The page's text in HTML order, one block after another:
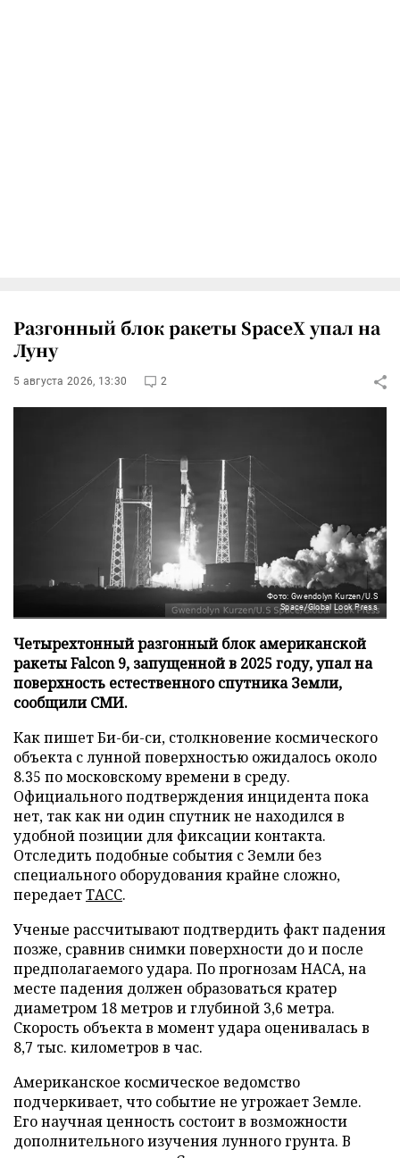
Разгонный блок ракеты SpaceX упал на
Луну
5 августа 2026, 13:30 2
Фото: Gwendolyn Kurzen/U.S
Space/Global Look Press
Четырехтонный разгонный блок американской
ракеты Falcon 9, запущенной в 2025 году, упал на
поверхность естественного спутника Земли,
сообщили СМИ.
Как пишет Би-би-си, столкновение космического
объекта с лунной поверхностью ожидалось около
8.35 по московскому времени в среду.
Официального подтверждения инцидента пока
нет, так как ни один спутник не находился в
удобной позиции для фиксации контакта.
Отследить подобные события с Земли без
специального оборудования крайне сложно,
передаетТАСС.
Ученые рассчитывают подтвердить факт падения
позже, сравнив снимки поверхности до и после
предполагаемого удара. По прогнозам НАСА, на
месте падения должен образоваться кратер
диаметром 18 метров и глубиной 3,6 метра.
Скорость объекта в момент удара оценивалась в
8,7 тыс. километров в час.
Американское космическое ведомство
подчеркивает, что событие не угрожает Земле.
Его научная ценность состоит в возможности
дополнительного изучения лунного грунта. В